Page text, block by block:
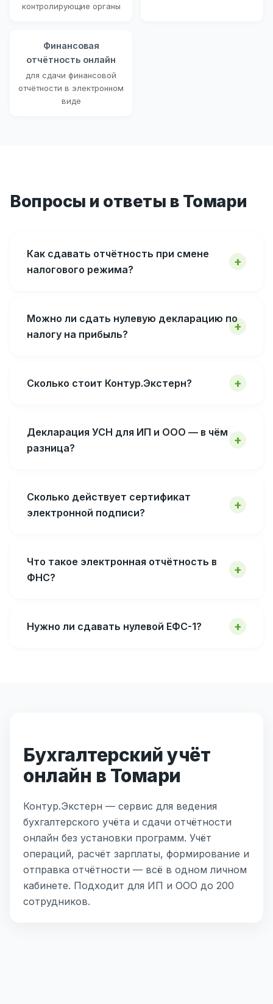
контролирующие органы
Финансовая
отчётность онлайн
для сдачи финансовой
отчётности в электронном
виде
Вопросы и ответы в Томари
Как сдавать отчётность при смене
налогового режима?
Можно ли сдать нулевую декларацию по
налогу на прибыль?
Сколько стоит Контур.Экстерн?
Декларация УСН для ИП и ООО — в чём
разница?
Сколько действует сертификат
электронной подписи?
Что такое электронная отчётность в
ФНС?
Нужно ли сдавать нулевой ЕФС-1?
Бухгалтерский учёт
онлайн в Томари
Контур.Экстерн — сервис для ведения
бухгалтерского учёта и сдачи отчётности
онлайн без установки программ. Учёт
операций, расчёт зарплаты, формирование и
отправка отчётности — всё в одном личном
кабинете. Подходит для ИП и ООО до 200
сотрудников.